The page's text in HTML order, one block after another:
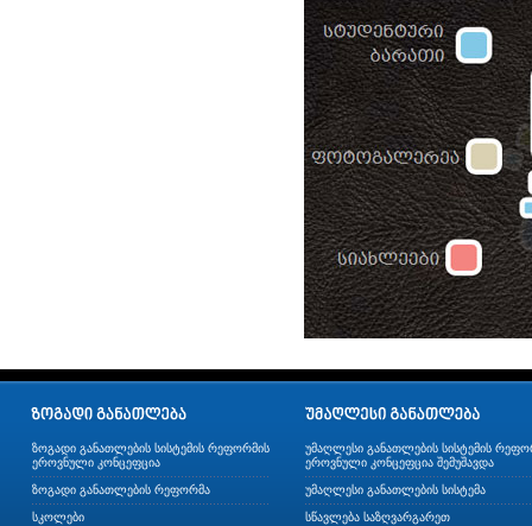
ზოგადი განათლების სისტემის რეფორმის
ეროვნული კონცეფცია
ზოგადი განათლების რეფორმა
სკოლები
უმაღლესი განათლების სისტემის
ეროვნული კონცეფცია შემუშავდა
უმაღლესი განათლების სისტემა
სწავლება საზღვარგარეთ